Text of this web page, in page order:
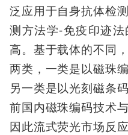
泛应用于自身抗体检
测方法学-免疫印迹
高。基于载体的不同
两类，一类是以磁珠
另一类是以光刻磁条
前国内磁珠编码技术
因此流式荧光市场反